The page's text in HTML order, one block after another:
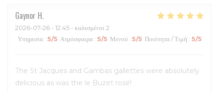
Gaynor H
2026-07-26 - 12:45 - καλεσμένοι 2
Υπηρεσία : 5/5 Ατμόσφαιρα : 5/5 Μενού : 5/5 Ποιότητα / Τιμή : 5/5
The St Jacques and Gambas gallettes were absolutely
delicious as was the le Buzet rosé!